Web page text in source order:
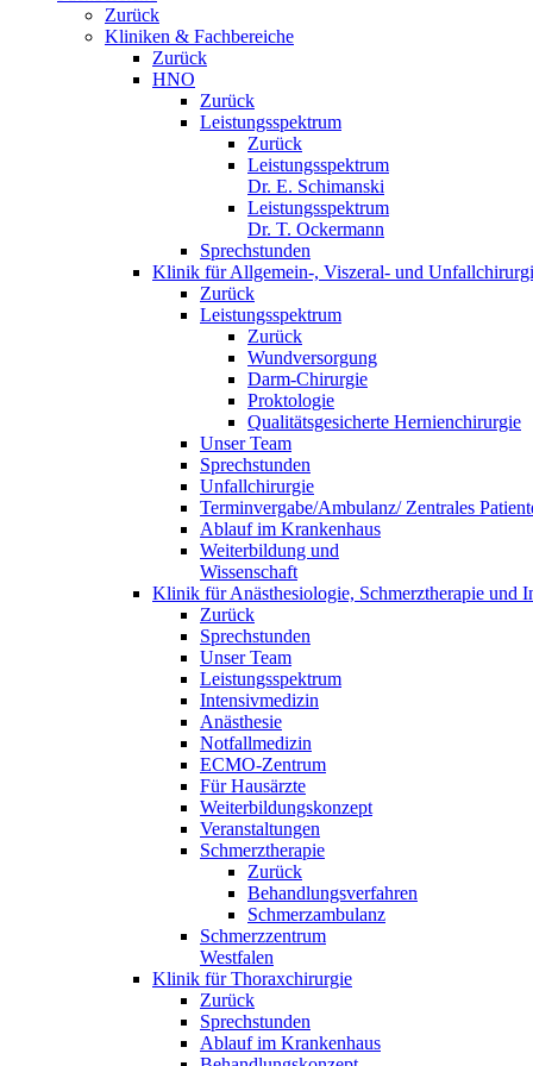
Zurück
Kliniken & Fachbereiche
Zurück
HNO
Zurück
Leistungsspektrum
Zurück
Leistungsspektrum
Dr. E. Schimanski
Leistungsspektrum
Dr. T. Ockermann
Sprechstunden
Klinik für Allgemein-, Viszeral- und
Zurück
Leistungsspektrum
Zurück
Wundversorgung
Darm-Chirurgie
Proktologie
Qualitätsgesicherte Hernienchirurgie
Unser Team
Sprechstunden
Unfallchirurgie
Terminvergabe/Ambulanz/ Zentrales
Ablauf im Krankenhaus
Weiterbildung und
Wissenschaft
Klinik für Anästhesiologie, Schmerztherapie und
Zurück
Sprechstunden
Unser Team
Leistungsspektrum
Intensivmedizin
Anästhesie
Notfallmedizin
ECMO-Zentrum
Für Hausärzte
Weiterbildungskonzept
Veranstaltungen
Schmerztherapie
Zurück
Behandlungsverfahren
Schmerzambulanz
Schmerzzentrum
Westfalen
Klinik für Thoraxchirurgie
Zurück
Sprechstunden
Ablauf im Krankenhaus